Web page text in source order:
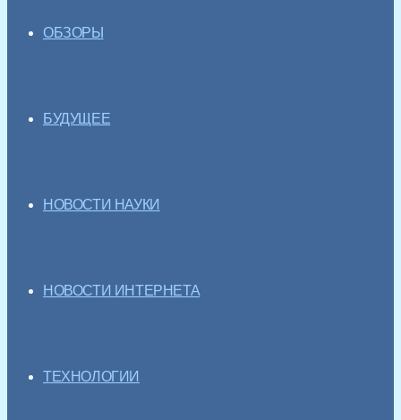
ОБЗОРЫ
БУДУЩЕЕ
НОВОСТИ НАУКИ
НОВОСТИ ИНТЕРНЕТА
ТЕХНОЛОГИИ